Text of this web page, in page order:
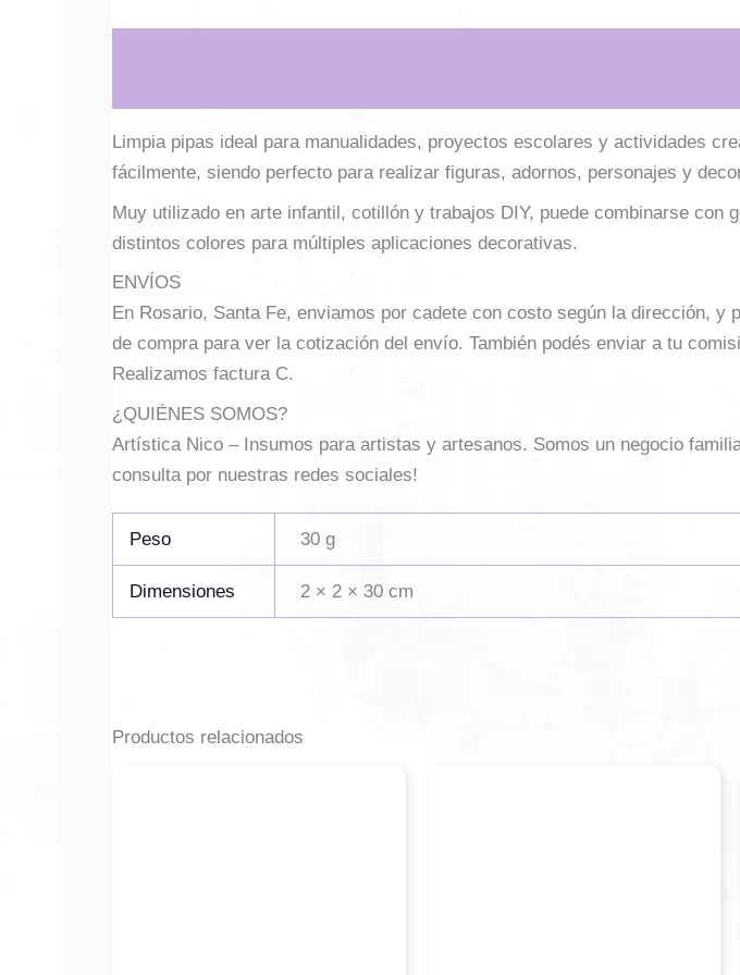
Limpia pipas ideal para manualidades, proyectos escolares y actividades
fácilmente, siendo perfecto para realizar figuras, adornos, personajes y
Muy utilizado en arte infantil, cotillón y trabajos DIY, puede combinarse
distintos colores para múltiples aplicaciones decorativas.
ENVÍOS
En Rosario, Santa Fe, enviamos por cadete con costo según la dirección,
de compra para ver la cotización del envío. También podés enviar a tu
Realizamos factura C.
¿QUIÉNES SOMOS?
Artística Nico – Insumos para artistas y artesanos. Somos un negocio
consulta por nuestras redes sociales!
Peso 30 g
Dimensiones 2 × 2 × 30 cm
Productos relacionados